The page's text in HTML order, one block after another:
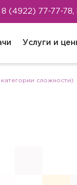
8 (4922) 77-77-
Услуги и
сложности)